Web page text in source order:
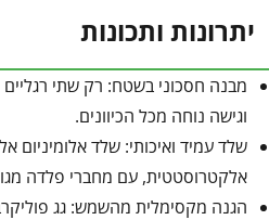
יתרונות ותכונות
מבנה חסכוני בשטח: רק שתי
וגישה נוחה מכל הכיוונים.
שלד עמיד ואיכותי: שלד אלומיניום
אלקטרוסטטית, עם מחברי פלדה